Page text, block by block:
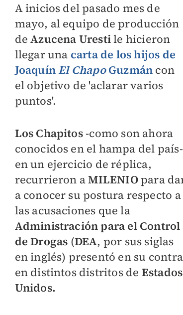
A inicios del pasado mes de
mayo, al equipo de producción
deAzucena Urestile hicieron
llegar una carta de los hijos de
Joaquín El ChapoGuzmán con
el objetivo de 'aclarar varios
puntos'.
Los Chapitos-como son ahora
conocidos en el hampa del
en un ejercicio de réplica,
recurrieron aMILENIOpara
a conocer su postura respecto a
las acusaciones que la
Administración para el Control
de Drogas (DEA, por sus siglas
en inglés) presentó en su contra
en distintos distritos de Estados
Unidos.